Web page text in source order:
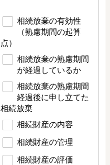
相続放棄の有効性
（熟慮期間の起算
点）
相続放棄の熟慮期間
が経過しているか
相続放棄の熟慮期間
経過後に申し立てた
相続放棄
相続財産の内容
相続財産の管理
相続財産の評価